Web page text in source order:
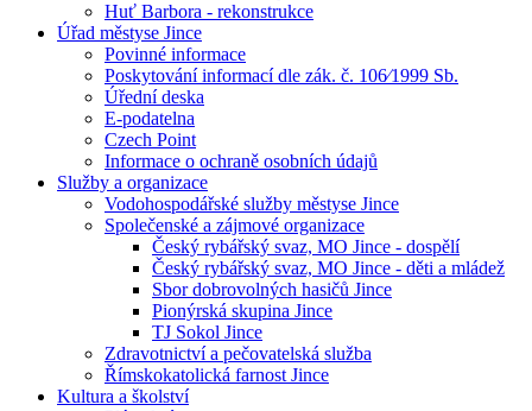
Huť Barbora - rekonstrukce
Úřad městyse Jince
Povinné informace
Poskytování informací dle zák. č. 106⁄1999 Sb.
Úřední deska
E-podatelna
Czech Point
Informace o ochraně osobních údajů
Služby a organizace
Vodohospodářské služby městyse Jince
Společenské a zájmové organizace
Český rybářský svaz, MO Jince - dospělí
Český rybářský svaz, MO Jince - děti a mládež
Sbor dobrovolných hasičů Jince
Pionýrská skupina Jince
TJ Sokol Jince
Zdravotnictví a pečovatelská služba
Římskokatolická farnost Jince
Kultura a školství